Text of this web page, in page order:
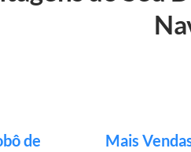
de
Mais